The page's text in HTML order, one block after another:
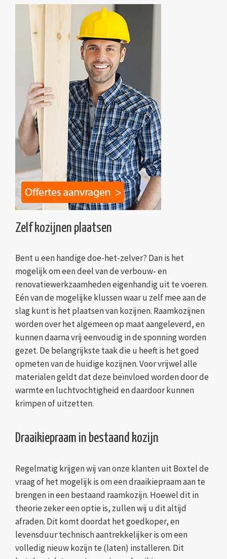
Zelf kozijnen plaatsen
Bent u een handige doe-het-zelver? Dan is het
mogelijk om een deel van de verbouw- en
renovatiewerkzaamheden eigenhandig uit te voeren.
Eén van de mogelijke klussen waar u zelf mee aan de
slag kunt is het plaatsen van kozijnen. Raamkozijnen
worden over het algemeen op maat aangeleverd, en
kunnen daarna vrij eenvoudig in de sponning worden
gezet. De belangrijkste taak die u heeft is het goed
opmeten van de huidige kozijnen. Voor vrijwel alle
materialen geldt dat deze beïnvloed worden door de
warmte en luchtvochtigheid en daardoor kunnen
krimpen of uitzetten.
Draaikiepraam in bestaand kozijn
Regelmatig krijgen wij van onze klanten uit Boxtel de
vraag of het mogelijk is om een draaikiepraam aan te
brengen in een bestaand raamkozijn. Hoewel dit in
theorie zeker een optie is, zullen wij u dit altijd
afraden. Dit komt doordat het goedkoper, en
levensduur technisch aantrekkelijker is om een
volledig nieuw kozijn te (laten) installeren. Dit